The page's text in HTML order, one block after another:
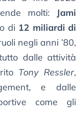
molti: Jami
di 12 miliardi di
negli anni ’80,
dalle attività
Tony Ressler,
e dalle
come gli